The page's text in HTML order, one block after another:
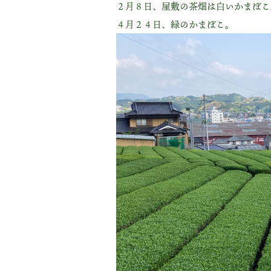
２月８日、屋敷の茶畑は白いかまぼ
４月２４日、緑のかまぼこ。